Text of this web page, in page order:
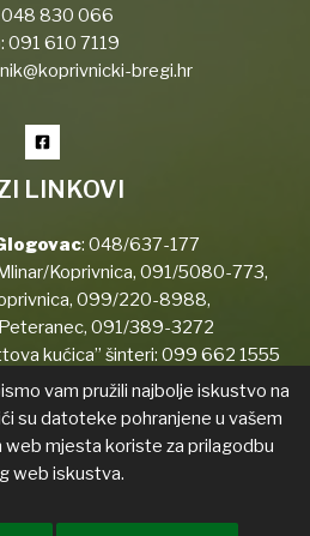
048 830 066
091 610 7119
bregi.hr
LINKOVI
: 048/637-177
Koprivnica, 091/5080-773,
099/220-8988,
091/389-3272
kućica” šinteri: 099 662 1555
Koprivnički Bregi
općine
vam pružili najbolje iskustvo na
su datoteke pohranjene u vašem
web mjesta koriste za prilagodbu
web iskustva.